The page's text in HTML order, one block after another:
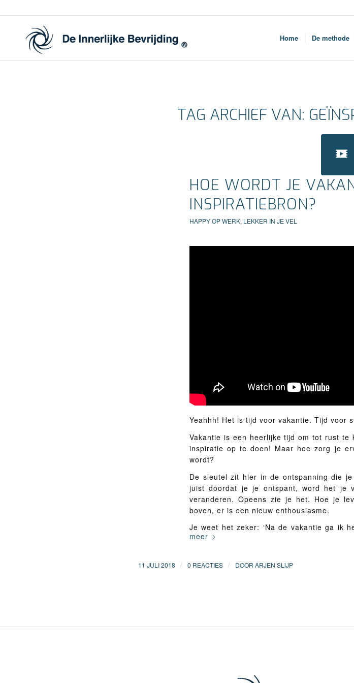
Home De methode
TAG ARCHIEF VAN:
HOE WORDT JE
INSPIRATIEBRON?
HAPPY OP WERK, LEKKER IN JE VEL
Yeahhh! Het is tijd voor vakantie. Tijd voor
Vakantie is een heerlijke tijd om tot rust
inspiratie op te doen! Maar hoe zorg je
wordt?
De sleutel zit hier in de ontspanning die
juist doordat je je ontspant, word het je
veranderen. Opeens zie je het. Hoe je
boven, er is een nieuw enthousiasme.
Je weet het zeker: ‘Na de vakantie ga ik
meer
11 JULI 2018 / 0 REACTIES / DOOR ARJEN SLIJP